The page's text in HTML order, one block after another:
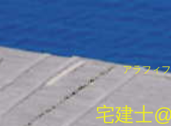
アラフィ
宅建士